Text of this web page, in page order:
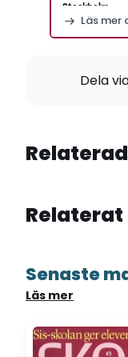
Stockholm
Läs mer
Dela
Senaste
Läs mer